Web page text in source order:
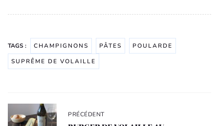
TAGS : CHAMPIGNONS PÂTES
POULARDE
SUPRÊME DE VOLAILLE
de
PRÉCÉDENT